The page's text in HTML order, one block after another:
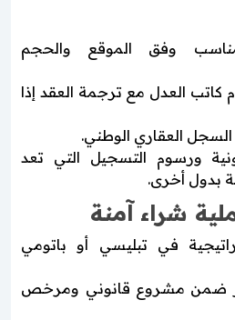
وفق الموقع والحجم
كاتب العدل مع ترجمة العقد إذا
العقاري الوطني.
ورسوم التسجيل التي تعد
بدول أخرى.
شراء آمنة
في تبليسي أو باتومي
ضمن مشروع قانوني ومرخص